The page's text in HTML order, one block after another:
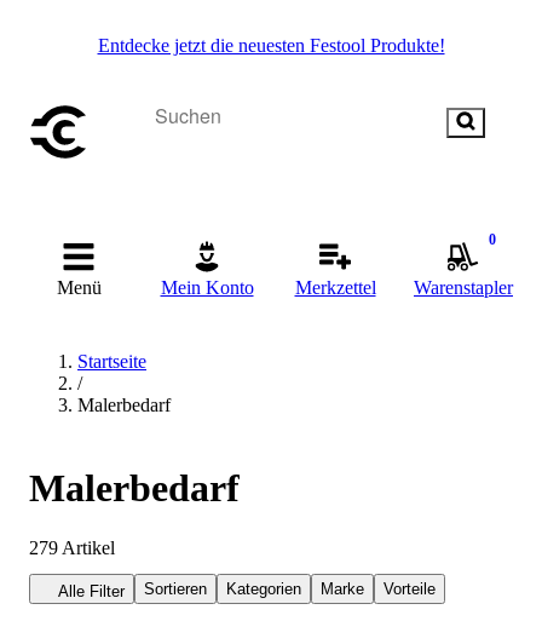
Entdecke jetzt die neuesten Festool Produkte!
Menü Mein Konto Merkzettel
0
Warenstapler
Startseite
/
Malerbedarf
Malerbedarf
279 Artikel
Alle Filter Sortieren Kategorien Marke Vorteile